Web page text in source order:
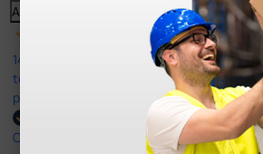
Anterior
14 Jul 2026
todo correcto. podria señalar que un poco
plazo de entrega se alarga.
Comprador verificado